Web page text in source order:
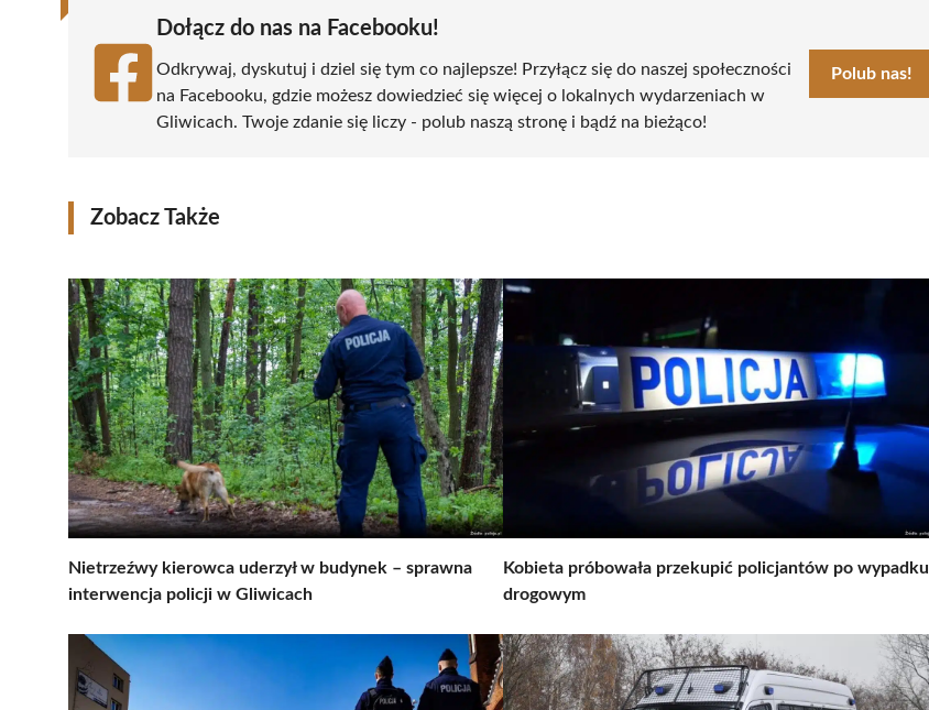
Dołącz do nas na Facebooku!
Odkrywaj, dyskutuj i dziel się tym co najlepsze! Przyłącz się do naszej społeczności
na Facebooku, gdzie możesz dowiedzieć się więcej o lokalnych wydarzeniach w
Gliwicach. Twoje zdanie się liczy - polub naszą stronę i bądź na bieżąco!
Polub nas!
Zobacz Także
Nietrzeźwy kierowca uderzył w budynek – sprawna
interwencja policji w Gliwicach
Kobieta próbowała przekupić policjantów po wypadku
drogowym